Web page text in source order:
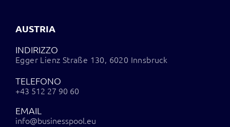
AUSTRIA
INDIRIZZO
Egger Lienz Straße 130, 6020 Innsbruck
TELEFONO
+43 512 27 90 60
EMAIL
info@businesspool.eu